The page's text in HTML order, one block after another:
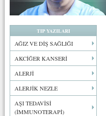
TIP YAZILARI
AĞIZ VE DİŞ SAĞLIĞI
AKCİĞER KANSERİ
ALERJİ
ALERJİK NEZLE
AŞI TEDAVİSİ
(İMMUNOTERAPİ)